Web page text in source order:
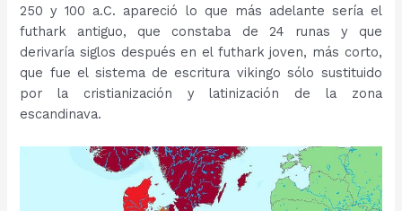
250 y 100 a.C. apareció lo que más adelante sería el
futhark antiguo, que constaba de 24 runas y que
derivaría siglos después en el futhark joven, más corto,
que fue el sistema de escritura vikingo sólo sustituido
por la cristianización y latinización de la zona
escandinava.